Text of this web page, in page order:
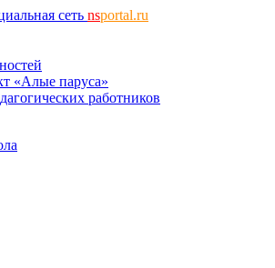
сеть nsportal.ru
«Алые паруса»
работников